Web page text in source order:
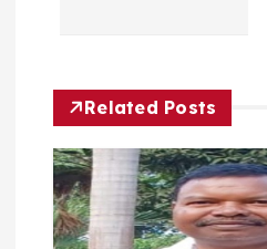
v
g
Related Posts